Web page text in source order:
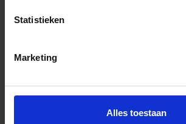
Statistieken
Marketing
Alles toestaan
Artikelnummer merk: AG112H
€ 160,93 incl. BTW